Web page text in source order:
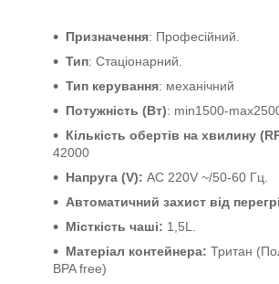
Призначення: Професійний.
Тип: Стаціонарний.
Тип керування: механічний
Потужність (Вт): min1500-
Кількість обертів на хвилину
42000
Напруга (V): AC 220V ~/50-60 Гц.
Автоматичний захист від
Місткість чаші: 1,5L.
Матеріал контейнера: Тритан
BPA free)